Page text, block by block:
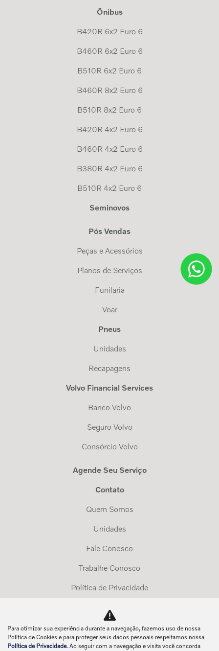
Ônibus
B420R 6x2 Euro 6
B460R 6x2 Euro 6
B510R 6x2 Euro 6
B460R 8x2 Euro 6
B510R 8x2 Euro 6
B420R 4x2 Euro 6
B460R 4x2 Euro 6
B380R 4x2 Euro 6
B510R 4x2 Euro 6
Seminovos
Pós Vendas
Peças e Acessórios
Planos de Serviços
Funilaria
Voar
Pneus
Unidades
Recapagens
Volvo Financial Services
Banco Volvo
Seguro Volvo
Consórcio Volvo
Agende Seu Serviço
Contato
Quem Somos
Unidades
Fale Conosco
Trabalhe Conosco
Política de Privacidade
No trânsito, enxergar o outro salva vidas.
Para otimizar sua experiência durante a navegação, fazemos uso de nossa
Política de Cookies e para proteger seus dados pessoais respeitamos nossa
Política de Privacidade. Ao seguir com a navegação e visita você concorda